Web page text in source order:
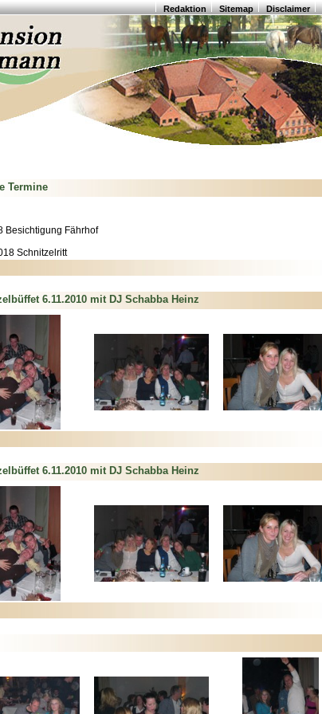
Redaktion Sitemap Disclaimer
Termine
Besichtigung Fährhof
Schnitzelritt
6.11.2010 mit DJ Schabba Heinz
6.11.2010 mit DJ Schabba Heinz